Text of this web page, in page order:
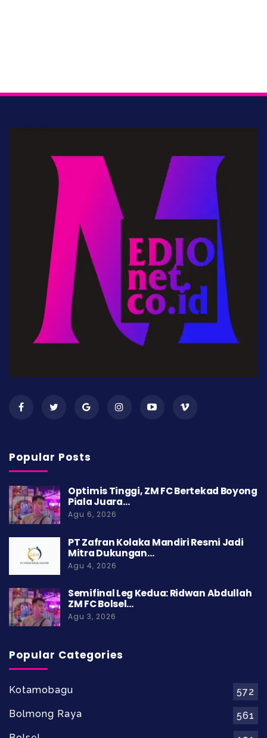
Popular Posts
Optimis Tinggi, ZM FC Bertekad Boyong
Piala Juara…
Agu 6, 2026
PT Zafran Kolaka Mandiri Resmi Jadi
Mitra Dukungan…
Agu 4, 2026
Semifinal Leg Kedua: Ridwan Abdullah
ZM FC Bolsel…
Agu 3, 2026
Popular Categories
Kotamobagu
572
Bolmong Raya
561